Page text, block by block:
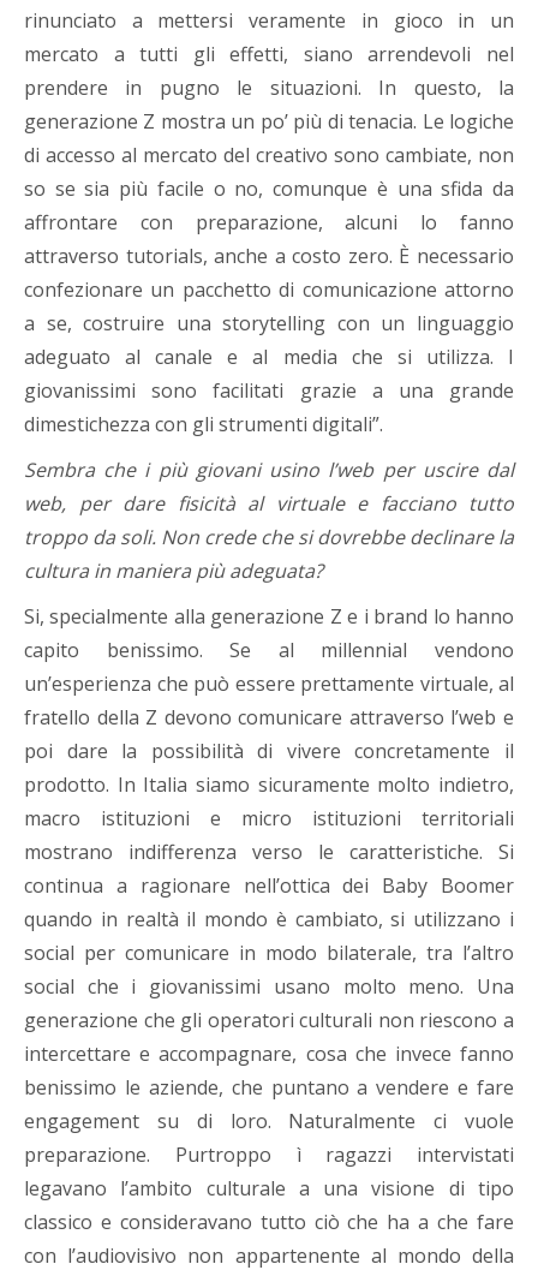
rinunciato a mettersi veramente in gioco in un
mercato a tutti gli effetti, siano arrendevoli nel
prendere in pugno le situazioni. In questo, la
generazione Z mostra un po’ più di tenacia. Le logiche
di accesso al mercato del creativo sono cambiate, non
so se sia più facile o no, comunque è una sfida da
affrontare con preparazione, alcuni lo fanno
attraverso tutorials, anche a costo zero. È necessario
confezionare un pacchetto di comunicazione attorno
a se, costruire una storytelling con un linguaggio
adeguato al canale e al media che si utilizza. I
giovanissimi sono facilitati grazie a una grande
dimestichezza con gli strumenti digitali”.
Sembra che i più giovani usino l’web per uscire dal
web, per dare fisicità al virtuale e facciano tutto
troppo da soli. Non crede che si dovrebbedeclinare la
cultura in maniera più adeguata?
Si, specialmente alla generazione Z e i brand lo hanno
capito benissimo. Se al millennial vendono
un’esperienza che può essere prettamente virtuale, al
fratello della Z devono comunicare attraverso l’web e
poi dare la possibilità di vivere concretamente il
prodotto. In Italia siamo sicuramente molto indietro,
macro istituzioni e micro istituzioni territoriali
mostrano indifferenza verso le caratteristiche. Si
continua a ragionare nell’ottica dei Baby Boomer
quando in realtà il mondo è cambiato, si utilizzano i
social per comunicare in modo bilaterale, tra l’altro
social che i giovanissimi usano molto meno. Una
generazione che gli operatori culturali non riescono a
intercettare e accompagnare, cosa che invece fanno
benissimo le aziende, che puntano a vendere e fare
engagement su di loro. Naturalmente ci vuole
preparazione. Purtroppo ì ragazzi intervistati
legavano l’ambito culturale a una visione di tipo
classico e consideravano tutto ciò che ha a che fare
con l’audiovisivo non appartenente al mondo della